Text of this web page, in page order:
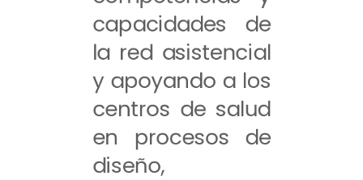
capacidades de
la red asistencial
y apoyando a los
centros de salud
en procesos de
diseño,